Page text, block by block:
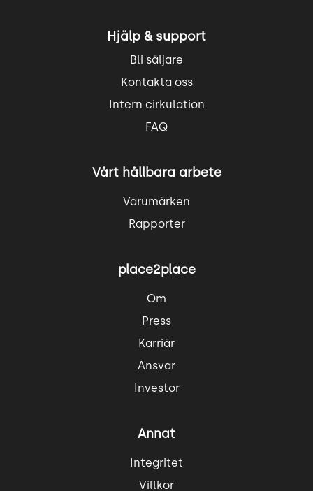
Hjälp & support
Bli säljare
Kontakta oss
Intern cirkulation
FAQ
Vårt hållbara arbete
Varumärken
Rapporter
place2place
Om
Press
Karriär
Ansvar
Investor
Annat
Integritet
Villkor